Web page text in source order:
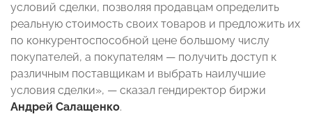
условий сделки, позволяя продавцам определить
реальную стоимость своих товаров и предложить их
по конкурентоспособной цене большому числу
покупателей, а покупателям — получить доступ к
различным поставщикам и выбрать наилучшие
условия сделки», — сказал гендиректор биржи
Андрей Салащенко.